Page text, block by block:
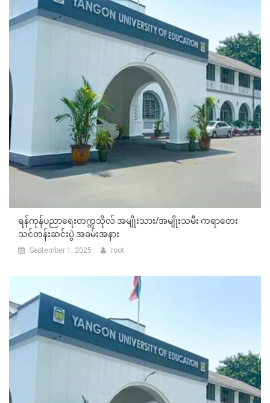
ရန်ကုန်ပညာရေးတက္ကသိုလ် အမျိုးသား/အမျိုးသမီး ကရာတေး
သင်တန်းဆင်းပွဲ အခမ်းအနား
September 1, 2025 root